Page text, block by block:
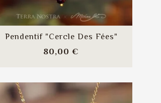
Pendentif "Cercle Des Fées"
80,00 €